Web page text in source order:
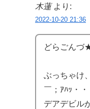
木蓮 より:
2022-10-20 21:36
どらごんづ
ぶっちゃけ
￣；ｱﾊｯ・・
デアデビル